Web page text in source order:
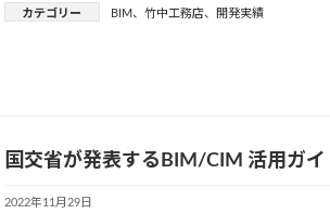
カテゴリー BIM、 竹中工務店、 開発実績
国交省が発表するBIM/CIM 活用ガ
2022年11月29日